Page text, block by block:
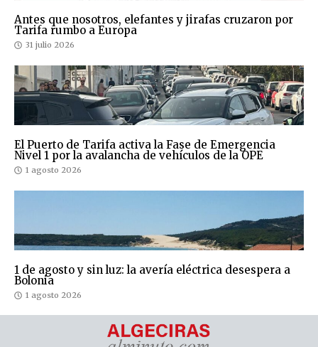
Antes que nosotros, elefantes y jirafas cruzaron por
Tarifa rumbo a Europa
31 julio 2026
El Puerto de Tarifa activa la Fase de Emergencia
Nivel 1 por la avalancha de vehículos de la OPE
1 agosto 2026
1 de agosto y sin luz: la avería eléctrica desespera a
Bolonia
1 agosto 2026